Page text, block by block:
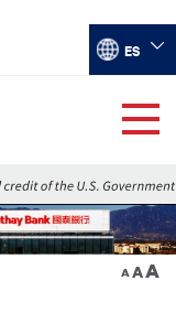
Select
ES
A
A A